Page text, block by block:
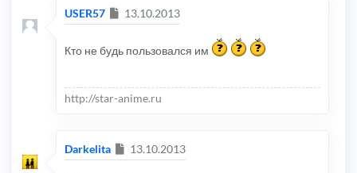
USER57 Сообщение
13.10.2013
Кто не будь пользовался им
http://star-anime.ru
Darkelita Сообщение
13.10.2013